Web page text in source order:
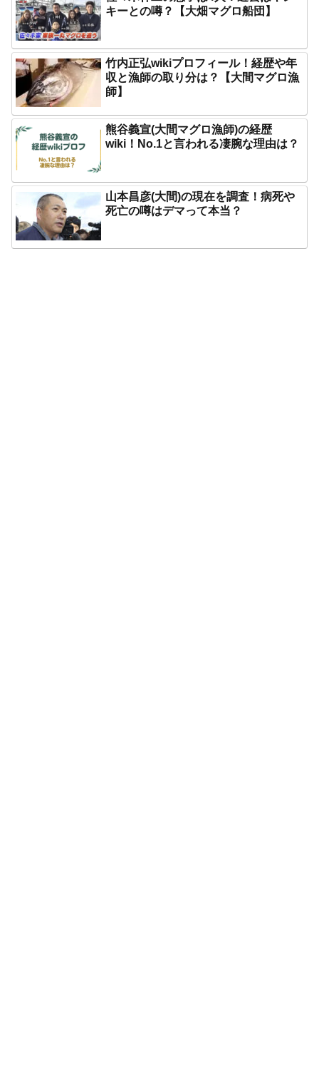
キーとの噂？【大畑マグロ船団】
竹内正弘wikiプロフィール！経歴や年
収と漁師の取り分は？【大間マグロ漁
師】
熊谷義宣(大間マグロ漁師)の経歴
wiki！No.1と言われる凄腕な理由は？
山本昌彦(大間)の現在を調査！病死や
死亡の噂はデマって本当？